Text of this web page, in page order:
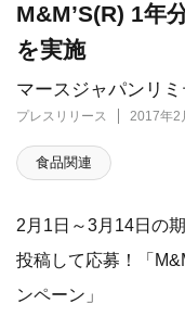
マースジャパンリミ
プレスリリース 2017年2
M&M’S(R) 1年
を実施
食品関連
2月1日～3月14日の
投稿して応募！「
ンペーン」